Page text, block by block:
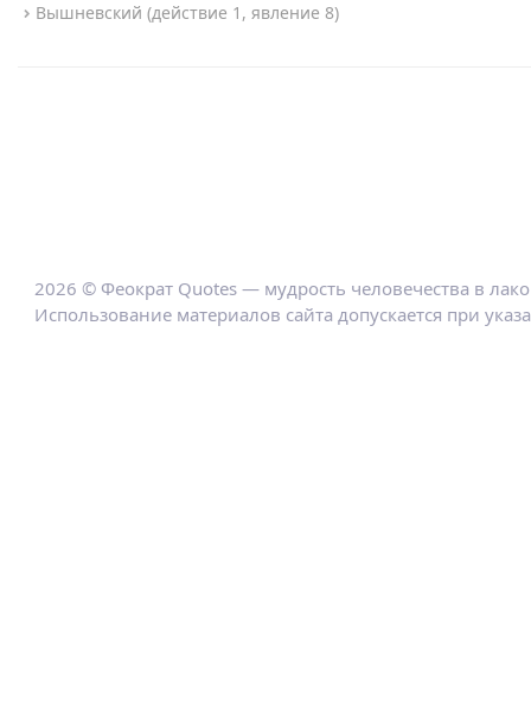
Вышневский (действие 1, явление 8)
2026 © Феократ Quotes — мудрость человечества в
Использование материалов сайта допускается при